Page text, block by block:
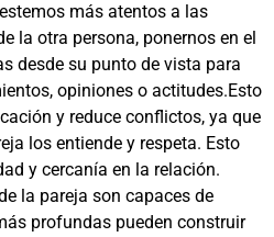
más atentos a las
la otra persona, ponernos en el
desde su punto de vista para
opiniones o actitudes.Esto
y reduce conflictos, ya que
los entiende y respeta. Esto
y cercanía en la relación.
la pareja son capaces de
profundas pueden construir